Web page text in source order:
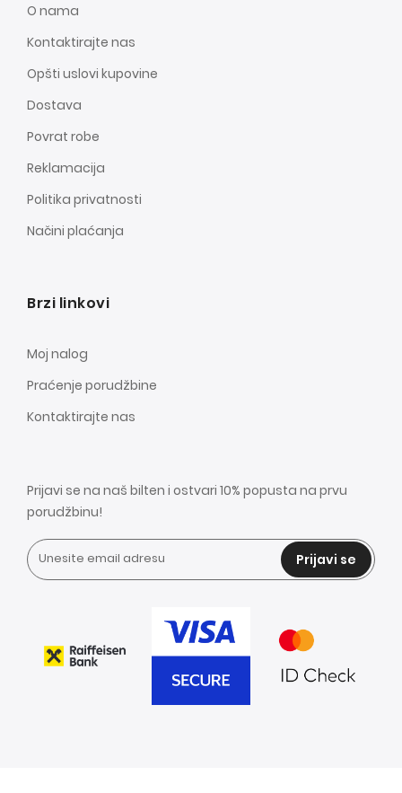
O nama
Kontaktirajte nas
Opšti uslovi kupovine
Dostava
Povrat robe
Reklamacija
Politika privatnosti
Načini plaćanja
Brzi linkovi
Moj nalog
Praćenje porudžbine
Kontaktirajte nas
Prijavi se na naš bilten i ostvari 10% popusta na prvu
porudžbinu!
Prijavi se